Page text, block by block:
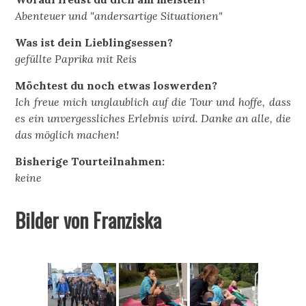
Abenteuer und "andersartige Situationen"
Was ist dein Lieblingsessen?
gefüllte Paprika mit Reis
Möchtest du noch etwas loswerden?
Ich freue mich unglaublich auf die Tour und hoffe, dass
es ein unvergessliches Erlebnis wird. Danke an alle, die
das möglich machen!
Bisherige Tourteilnahmen:
keine
Bilder von Franziska